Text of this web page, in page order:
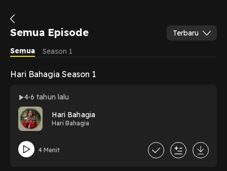
Semua Episode
Terbaru
Semua
Season 1
Hari Bahagia Season 1
4 6 tahun lalu
Hari Bahagia
Hari Bahagia
4 Menit